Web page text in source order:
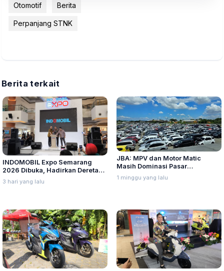
Otomotif Berita
Perpanjang STNK
Berita terkait
INDOMOBIL Expo Semarang
2026 Dibuka, Hadirkan Deretan
Kendaraan Listrik Terbaru
3 hari yang lalu
JBA: MPV dan Motor Matic
Masih Dominasi Pasar
Kendaraan Bekas Semester I
2026
1 minggu yang lalu